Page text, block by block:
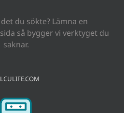
du sökte? Lämna en
så bygger vi verktyget du
saknar.